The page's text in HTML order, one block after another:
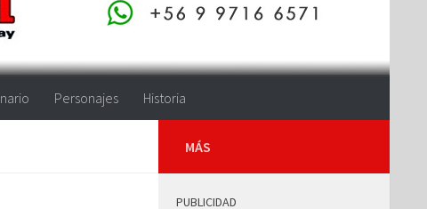
Personajes Historia
MÁS
PUBLICIDAD